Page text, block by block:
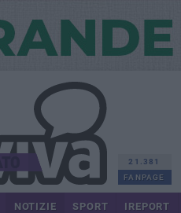
21.381
FANPAGE
NOTIZIE SPORT IREPORT